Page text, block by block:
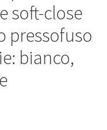
soft-close
pressofuso
bianco,